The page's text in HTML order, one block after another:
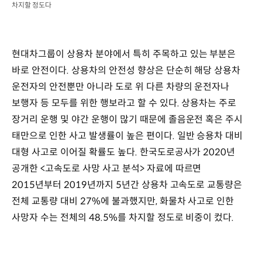
차지할 정도다
현대차그룹이 상용차 분야에서 특히 주목하고 있는 부분은
바로 안전이다. 상용차의 안전성 향상은 단순히 해당 상용차
운전자의 안전뿐만 아니라 도로 위 다른 차량의 운전자나
보행자 등 모두를 위한 행보라고 할 수 있다. 상용차는 주로
장거리 운행 및 야간 운행이 많기 때문에 졸음운전 혹은 주시
태만으로 인한 사고 발생률이 높은 편이다. 일반 승용차 대비
대형 사고로 이어질 확률도 높다. 한국도로공사가 2020년
공개한 <고속도로 사망 사고 분석> 자료에 따르면
2015년부터 2019년까지 5년간 상용차 고속도로 교통량은
전체 교통량 대비 27%에 불과했지만, 화물차 사고로 인한
사망자 수는 전체의 48.5%를 차지할 정도로 비중이 컸다.